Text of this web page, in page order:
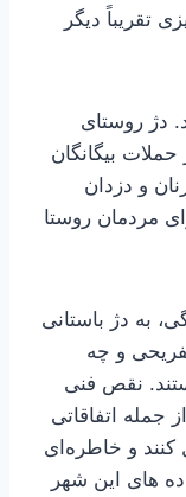
تقریباً دیگر
دژ روستای
بیگانگان
و دزدان
مردمان روستا
به دژ باستانی
و چه
نقص فنی
جمله اتفاقاتی
کنند و خاطره‌ای
های این شهر